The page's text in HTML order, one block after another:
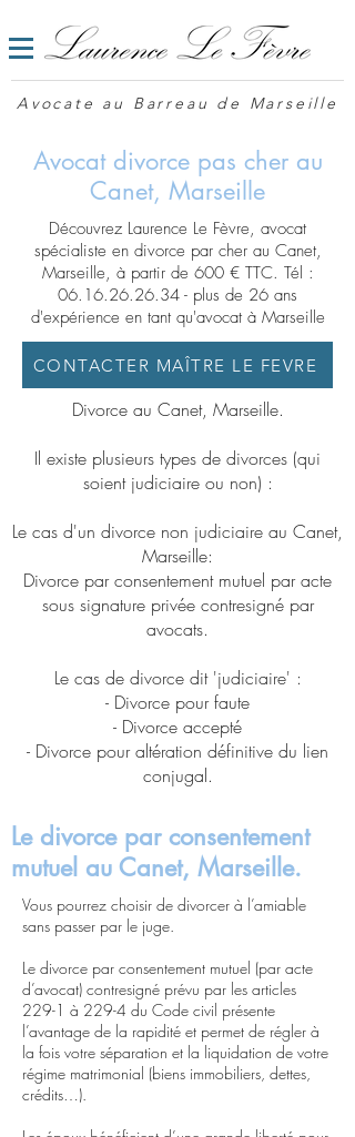
Avocate au Barreau de Marseille
Avocat divorce pas cher au
Canet, Marseille
Découvrez Laurence Le Fèvre, avocat
spécialiste en divorce par cher au Canet,
Marseille, à partir de 600 € TTC. Tél :
06.16.26.26.34 - plus de 26 ans
d'expérience en tant qu'avocat à Marseille
CONTACTER MAÎTRE LE FEVRE
Divorce au Canet, Marseille.
Il existe plusieurs types de divorces (qui
soient judiciaire ou non) :
Le cas d'un divorce non judiciaire au Canet,
Marseille:
Divorce par consentement mutuel par acte
sous signature privée contresigné par
avocats.
Le cas de divorce dit 'judiciaire' :
- Divorce pour faute
- Divorce accepté
- Divorce pour altération définitive du lien
conjugal.
Le divorce par consentement
mutuel au Canet, Marseille.
Vous pourrez choisir de divorcer à l’amiable
sans passer par le juge.
Le divorce par consentement mutuel (par acte
d’avocat) contresigné prévu par les articles
229-1 à 229-4 du Code civil présente
l’avantage de la rapidité et permet de régler à
la fois votre séparation et la liquidation de votre
régime matrimonial (biens immobiliers, dettes,
crédits…).